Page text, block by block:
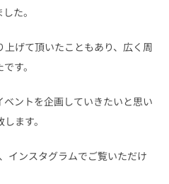
た。
げて頂いたこともあり、広く周
す。
ントを企画していきたいと思い
ます。
インスタグラムでご覧いただけ